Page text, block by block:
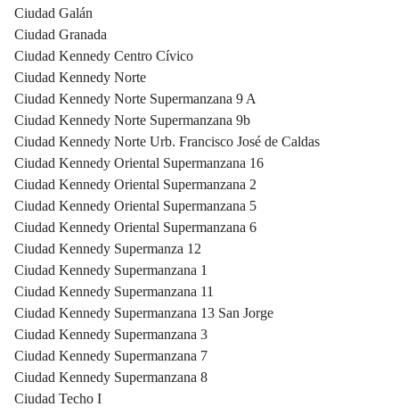
Ciudad Galán
Ciudad Granada
Ciudad Kennedy Centro Cívico
Ciudad Kennedy Norte
Ciudad Kennedy Norte Supermanzana 9 A
Ciudad Kennedy Norte Supermanzana 9b
Ciudad Kennedy Norte Urb. Francisco José de Caldas
Ciudad Kennedy Oriental Supermanzana 16
Ciudad Kennedy Oriental Supermanzana 2
Ciudad Kennedy Oriental Supermanzana 5
Ciudad Kennedy Oriental Supermanzana 6
Ciudad Kennedy Supermanza 12
Ciudad Kennedy Supermanzana 1
Ciudad Kennedy Supermanzana 11
Ciudad Kennedy Supermanzana 13 San Jorge
Ciudad Kennedy Supermanzana 3
Ciudad Kennedy Supermanzana 7
Ciudad Kennedy Supermanzana 8
Ciudad Techo I